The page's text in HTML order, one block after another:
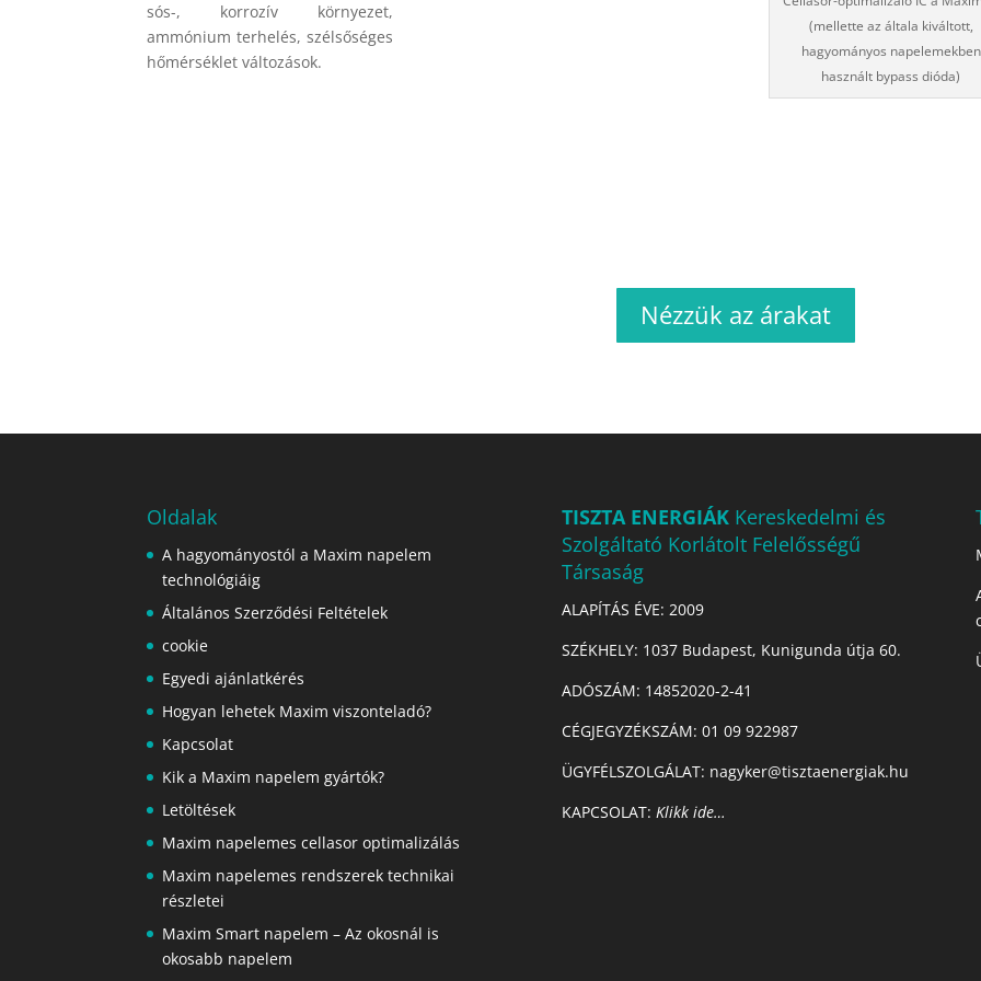
sós-, korrozív környezet,
ammónium terhelés, szélsőséges
hőmérséklet változások.
(mellette az általa kiváltott,
hagyományos napelemekben
használt bypass dióda)
Nézzük az árakat
Oldalak
A hagyományostól a Maxim napelem
technológiáig
Általános Szerződési Feltételek
cookie
Egyedi ajánlatkérés
Hogyan lehetek Maxim viszonteladó?
Kapcsolat
Kik a Maxim napelem gyártók?
Letöltések
Maxim napelemes cellasor optimalizálás
Maxim napelemes rendszerek technikai
részletei
Maxim Smart napelem – Az okosnál is
okosabb napelem
TISZTA ENERGIÁK Kereskedelmi és
Szolgáltató Korlátolt Felelősségű
Társaság
ALAPÍTÁS ÉVE: 2009
SZÉKHELY: 1037 Budapest, Kunigunda útja 60.
ADÓSZÁM: 14852020-2-41
CÉGJEGYZÉKSZÁM: 01 09 922987
ÜGYFÉLSZOLGÁLAT: nagyker@tisztaenergiak.hu
KAPCSOLAT: Klikk ide…